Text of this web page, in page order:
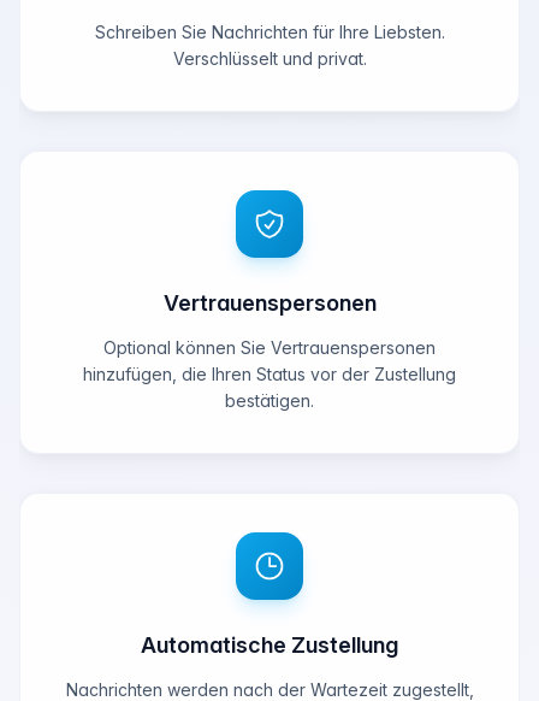
Schreiben Sie Nachrichten für Ihre Liebsten.
Verschlüsselt und privat.
Vertrauenspersonen
Optional können Sie Vertrauenspersonen
hinzufügen, die Ihren Status vor der Zustellung
bestätigen.
Automatische Zustellung
Nachrichten werden nach der Wartezeit zugestellt,